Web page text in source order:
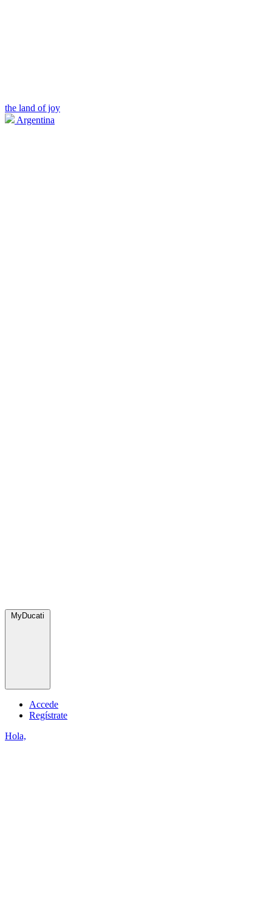
the land of joy
Argentina
MyDucati
Accede
Regístrate
Hola,